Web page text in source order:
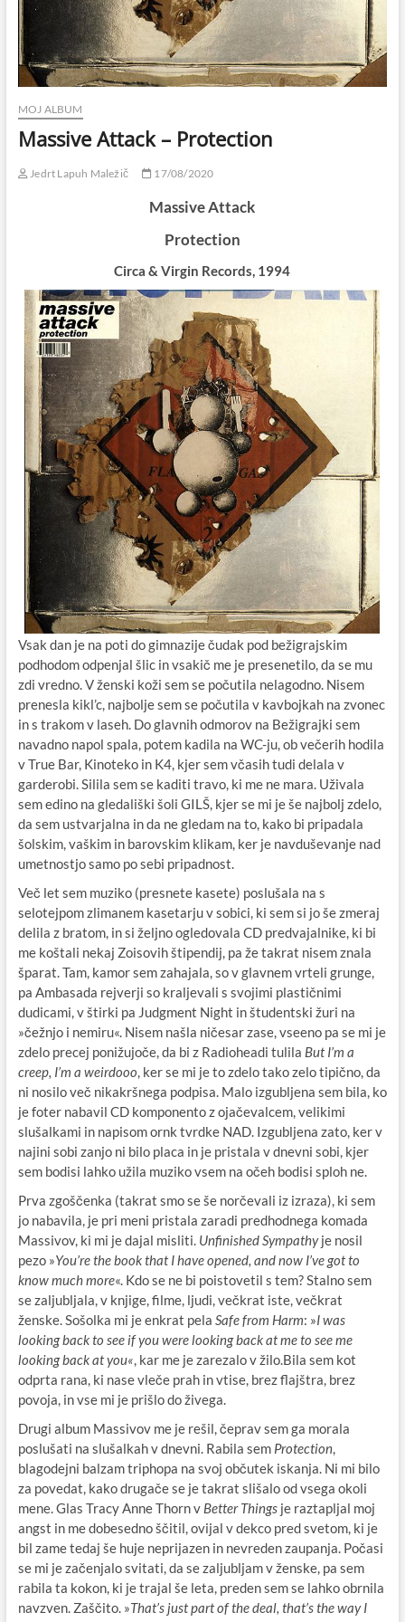
MOJ ALBUM
Massive Attack – Protection
Jedrt Lapuh Maležič 17/08/2020
Massive Attack
Protection
Circa & Virgin Records, 1994
Vsak dan je na poti do gimnazije čudak pod bežigrajskim
podhodom odpenjal šlic in vsakič me je presenetilo, da se mu
zdi vredno. V ženski koži sem se počutila nelagodno. Nisem
prenesla kikl’c, najbolje sem se počutila v kavbojkah na zvonec
in s trakom v laseh. Do glavnih odmorov na Bežigrajki sem
navadno napol spala, potem kadila na WC-ju, ob večerih hodila
v True Bar, Kinoteko in K4, kjer sem včasih tudi delala v
garderobi. Silila sem se kaditi travo, ki me ne mara. Uživala
sem edino na gledališki šoli GILŠ, kjer se mi je še najbolj zdelo,
da sem ustvarjalna in da ne gledam na to, kako bi pripadala
šolskim, vaškim in barovskim klikam, ker je navduševanje nad
umetnostjo samo po sebi pripadnost.
Več let sem muziko (presnete kasete) poslušala na s
selotejpom zlimanem kasetarju v sobici, ki sem si jo še zmeraj
delila z bratom, in si željno ogledovala CD predvajalnike, ki bi
me koštali nekaj Zoisovih štipendij, pa že takrat nisem znala
šparat. Tam, kamor sem zahajala, so v glavnem vrteli grunge,
pa Ambasada rejverji so kraljevali s svojimi plastičnimi
dudicami, v štirki pa Judgment Night in študentski žuri na
»čežnjo i nemiru«. Nisem našla ničesar zase, vseeno pa se mi je
zdelo precej ponižujoče, da bi z Radioheadi tulila But I’m a
creep, I’m a weirdooo , ker se mi je to zdelo tako zelo tipično, da
ni nosilo več nikakršnega podpisa. Malo izgubljena sem bila, ko
je foter nabavil CD komponento z ojačevalcem, velikimi
slušalkami in napisom ornk tvrdke NAD. Izgubljena zato, ker v
najini sobi zanjo ni bilo placa in je pristala v dnevni sobi, kjer
sem bodisi lahko užila muziko vsem na očeh bodisi sploh ne.
Prva zgoščenka (takrat smo se še norčevali iz izraza), ki sem
jo nabavila, je pri meni pristala zaradi predhodnega komada
Massivov, ki mi je dajal misliti. Unfinished Sympathyje nosil
pezo »You’re the book that I have opened, and now I’ve got to
know much more«. Kdo se ne bi poistovetil s tem? Stalno sem
se zaljubljala, v knjige, filme, ljudi, večkrat iste, večkrat
ženske. Sošolka mi je enkrat pela Safe from Harm: »I was
looking back to see if you were looking back at me to see me
looking back at you« , kar me je zarezalo v žilo.Bila sem kot
odprta rana, ki nase vleče prah in vtise, brez flajštra, brez
povoja, in vse mi je prišlo do živega.
Drugi album Massivov me je rešil, čeprav sem ga morala
poslušati na slušalkah v dnevni. Rabila sem Protection,
blagodejni balzam triphopa na svoj občutek iskanja. Ni mi bilo
za povedat, kako drugače se je takrat slišalo od vsega okoli
mene. Glas Tracy Anne Thorn v Better Thingsje raztapljal moj
angst in me dobesedno ščitil, ovijal v dekco pred svetom, ki je
bil zame tedaj še huje neprijazen in nevreden zaupanja. Počasi
se mi je začenjalo svitati, da se zaljubljam v ženske, pa sem
rabila ta kokon, ki je trajal še leta, preden sem se lahko obrnila
navzven. Zaščito. »That’s just part of the deal, that’s the way I